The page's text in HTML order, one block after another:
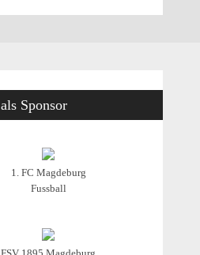
als Sponsor
1. FC Magdeburg
Fussball